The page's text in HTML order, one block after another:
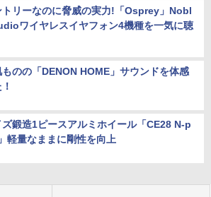
トリーなのに脅威の実力!「Osprey」Nobl
ワイヤレスイヤフォン4機種を一気に聴
ものの「DENON HOME」サウンドを体感
ズ鍛造1ピースアルミホイール「CE28 N-p
軽量なままに剛性を向上